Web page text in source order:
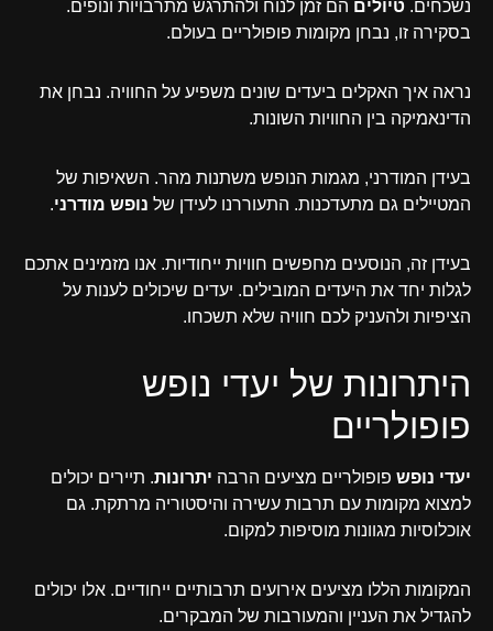
נשכחים. טיולים הם זמן לנוח ולהתרגש מתרבויות ונופים.
בסקירה זו, נבחן מקומות פופולריים בעולם.
נראה איך האקלים ביעדים שונים משפיע על החוויה. נבחן את
הדינאמיקה בין החוויות השונות.
בעידן המודרני, מגמות הנופש משתנות מהר. השאיפות של
המטיילים גם מתעדכנות. התעוררנו לעידן של נופש מודרני.
בעידן זה, הנוסעים מחפשים חוויות ייחודיות. אנו מזמינים אתכם
לגלות יחד את היעדים המובילים. יעדים שיכולים לענות על
הציפיות ולהעניק לכם חוויה שלא תשכחו.
היתרונות של יעדי נופש
פופולריים
יעדי נופש פופולריים מציעים הרבה יתרונות. תיירים יכולים
למצוא מקומות עם תרבות עשירה והיסטוריה מרתקת. גם
אוכלוסיות מגוונות מוסיפות למקום.
המקומות הללו מציעים אירועים תרבותיים ייחודיים. אלו יכולים
להגדיל את העניין והמעורבות של המבקרים.